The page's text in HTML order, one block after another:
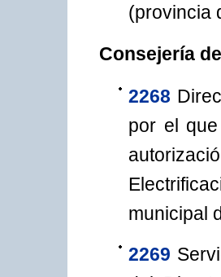
(provincia
Consejería
2268
por el
municipal
2269